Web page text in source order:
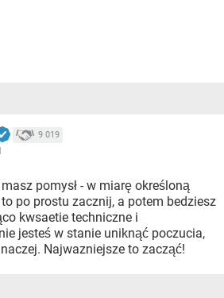
9 019
pomysł - w miarę określoną
po prostu zacznij, a potem bedziesz
kwsaetie techniczne i
jesteś w stanie uniknąć poczucia,
Najwazniejsze to zacząć!